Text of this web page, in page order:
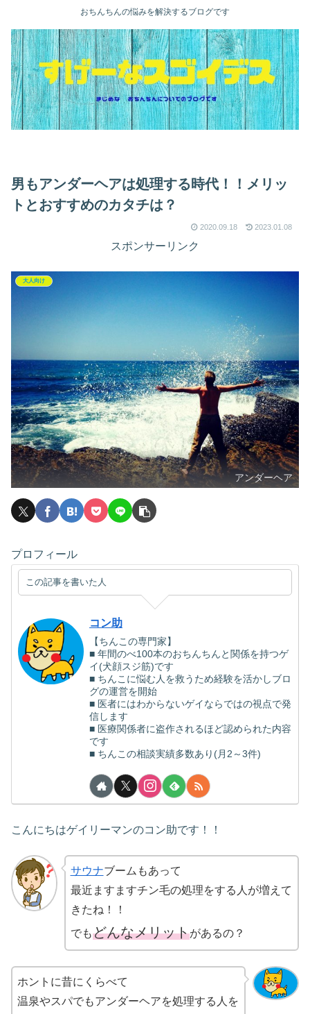
おちんちんの悩みを解決するブログです
男もアンダーヘアは処理する時代！！メリッ
トとおすすめのカタチは？
2020.09.18 2023.01.08
スポンサーリンク
大人向け
アンダーヘア
プロフィール
この記事を書いた人
コン助
【ちんこの専門家】
■ 年間のべ100本のおちんちんと関係を持つゲ
イ(犬顔スジ筋)です
■ ちんこに悩む人を救うため経験を活かしブロ
グの運営を開始
■ 医者にはわからないゲイならではの視点で発
信します
■ 医療関係者に盗作されるほど認められた内容
です
■ ちんこの相談実績多数あり(月2～3件)
こんにちはゲイリーマンのコン助です！！
サウナブームもあって
最近ますますチン毛の処理をする人が増えて
きたね！！
でもどんなメリットがあるの？
ホントに昔にくらべて
温泉やスパでもアンダーヘアを処理する人を